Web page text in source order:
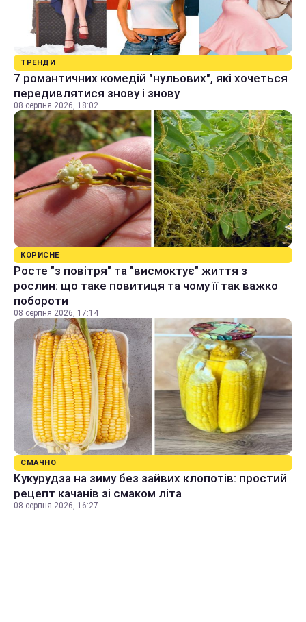
ТРЕНДИ
7 романтичних комедій "нульових", які хочеться
передивлятися знову і знову
08 серпня 2026, 18:02
КОРИСНЕ
Росте "з повітря" та "висмоктує" життя з
рослин: що таке повитиця та чому її так важко
побороти
08 серпня 2026, 17:14
СМАЧНО
Кукурудза на зиму без зайвих клопотів: простий
рецепт качанів зі смаком літа
08 серпня 2026, 16:27